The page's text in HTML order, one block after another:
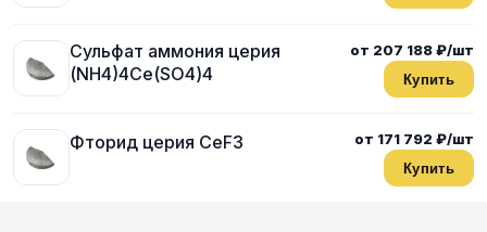
Сульфат аммония церия
(NH4)4Ce(SO4)4
от 207 188 ₽/шт
Купить
Фторид церия CeF3 от 171 792 ₽/шт
Купить